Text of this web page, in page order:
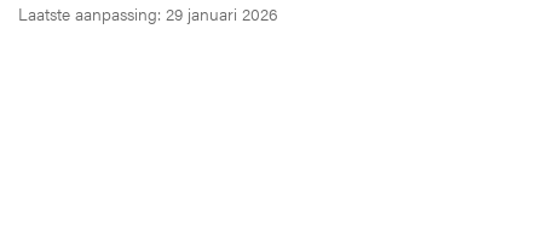
Laatste aanpassing: 29 januari 2026